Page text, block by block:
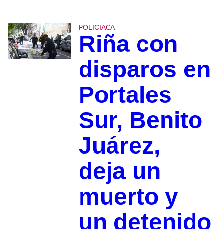
POLICIACA
Riña con
disparos en
Portales
Sur, Benito
Juárez,
deja un
muerto y
un detenido